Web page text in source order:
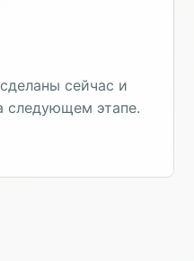
сейчас и
следующем этапе.